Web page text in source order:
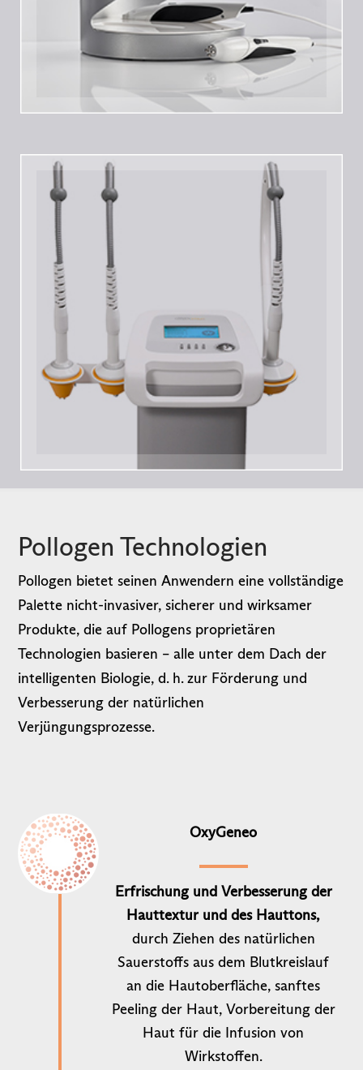
Pollogen Technologien
Pollogen bietet seinen Anwendern eine vollständige
Palette nicht-invasiver, sicherer und wirksamer
Produkte, die auf Pollogens proprietären
Technologien basieren – alle unter dem Dach der
intelligenten Biologie, d. h. zur Förderung und
Verbesserung der natürlichen
Verjüngungsprozesse.
OxyGeneo
Erfrischung und Verbesserung der
Hauttextur und des Hauttons,
durch Ziehen des natürlichen
Sauerstoffs aus dem Blutkreislauf
an die Hautoberfläche, sanftes
Peeling der Haut, Vorbereitung der
Haut für die Infusion von
Wirkstoffen.